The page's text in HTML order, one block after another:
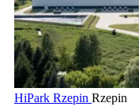
HiPark Rzepin Rzepin